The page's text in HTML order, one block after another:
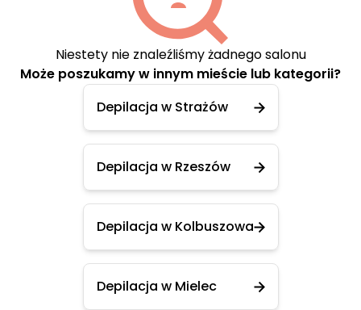
Niestety nie znaleźliśmy żadnego salonu
Może poszukamy w innym mieście lub kategorii?
Depilacja w Strażów
Depilacja w Rzeszów
Depilacja w Kolbuszowa
Depilacja w Mielec